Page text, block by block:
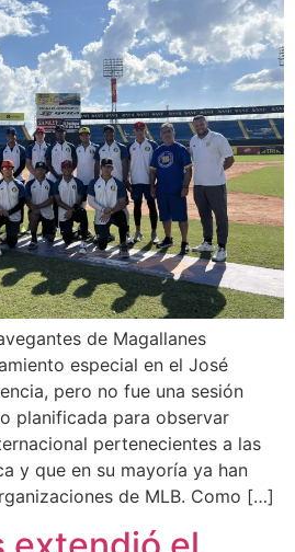
de Magallanes
especial en el José
pero no fue una sesión
planificada para observar
pertenecientes a las
y que en su mayoría ya han
de MLB. Como […]